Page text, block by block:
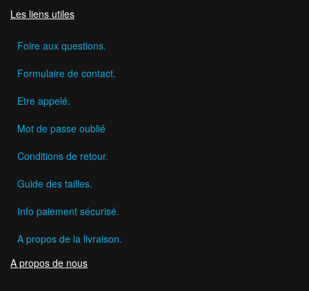
Les liens utiles
Foire aux questions.
Formulaire de contact.
Etre appelé.
Mot de passe oublié
Conditions de retour.
Guide des tailles.
Info paiement sécurisé.
A propos de la livraison.
A propos de nous